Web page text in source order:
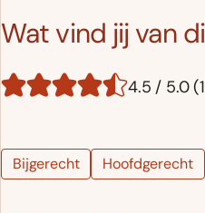
Wat vind jij van
4.5 / 5.0
Bijgerecht Hoofdgerecht